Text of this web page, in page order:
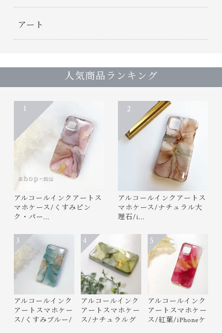
アート
人気商品ランキング
アルコールインクアートス
マホケース/くすみピン
ク・パー…
1
アルコールインクアートス
マホケース/ナチュラル大
理石/i…
2
アルコールインク
アートスマホケー
ス/くすみブルー/
3
アルコールインク
アートスマホケー
ス/ナチュラルグ
4
アルコールインク
アートスマホケー
ス/紅葉/iPhoneケ
5